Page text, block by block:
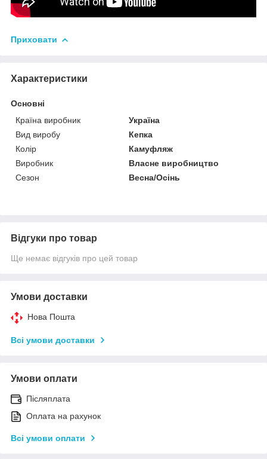
Приховати
Характеристики
Основні
Країна виробник
Україна
Вид виробу
Кепка
Колір
Камуфляж
Виробник
Власне виробництво
Сезон
Весна/Осінь
Відгуки про товар
Ще немає відгуків про цей товар
Умови доставки
Нова Пошта
Всі умови доставки
Умови оплати
Післяплата
Оплата на рахунок
Всі умови оплати